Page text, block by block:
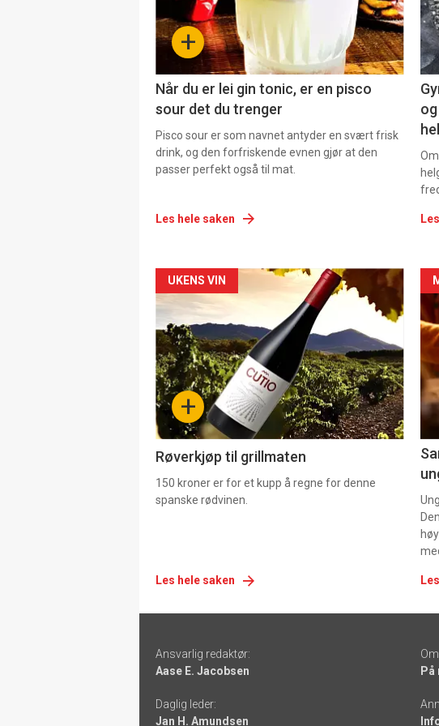
+
Når du er lei gin tonic, er en pisco
sour det du trenger
Pisco sour er som navnet antyder en svært frisk
drink, og den forfriskende evnen gjør at den
passer perfekt også til mat.
Les hele saken
-
2
Forsiden
akkurat
nå
-
4 +
UKENS VIN
Røverkjøp til grillmaten
150 kroner er for et kupp å regne for denne
spanske rødvinen.
Les hele saken
nå
-
5
-
links
Ansvarlig redaktør:
Aase E. Jacobsen
Daglig leder:
Jan H. Amundsen